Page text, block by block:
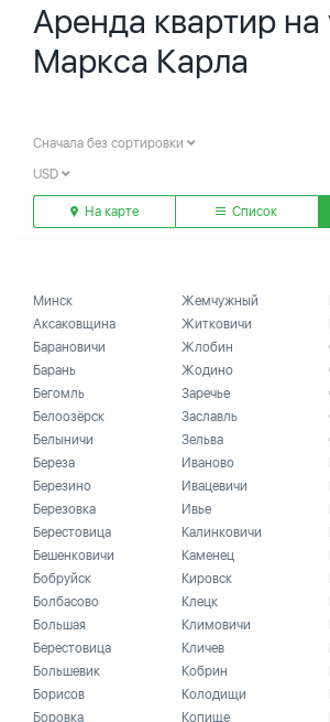
Аренда квартир на
Маркса Карла
Сначала без сортировки
USD
На карте Список
Минск
Аксаковщина
Барановичи
Барань
Бегомль
Белоозёрск
Белыничи
Береза
Березино
Березовка
Берестовица
Бешенковичи
Бобруйск
Болбасово
Большая
Берестовица
Большевик
Борисов
Боровка
Жемчужный
Житковичи
Жлобин
Жодино
Заречье
Заславль
Зельва
Иваново
Ивацевичи
Ивье
Калинковичи
Каменец
Кировск
Клецк
Климовичи
Кличев
Кобрин
Колодищи
Копище